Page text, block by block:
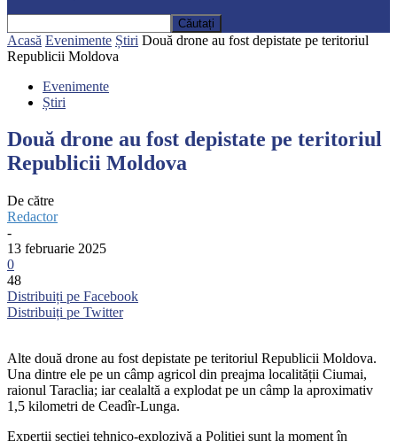
Acasă Evenimente Știri Două drone au fost depistate pe teritoriul
Republicii Moldova
Evenimente
Știri
Două drone au fost depistate pe teritoriul
Republicii Moldova
De către
Redactor
-
13 februarie 2025
0
48
Distribuiți pe Facebook
Distribuiți pe Twitter
Alte două drone au fost depistate pe teritoriul Republicii Moldova.
Una dintre ele pe un câmp agricol din preajma localității Ciumai,
raionul Taraclia; iar cealaltă a explodat pe un câmp la aproximativ
1,5 kilometri de Ceadîr-Lunga.
Experții secției tehnico-explozivă a Poliției sunt la moment în